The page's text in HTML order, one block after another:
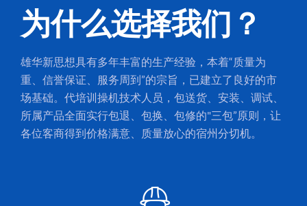
为什么选择我们？
雄华新思想具有多年丰富的生产经验，本着“质量为
重、信誉保证、服务周到”的宗旨，已建立了良好的市
场基础。代培训操机技术人员，包送货、安装、调试、
所属产品全面实行包退、包换、包修的"三包”原则，让
各位客商得到价格满意、质量放心的宿州分切机。